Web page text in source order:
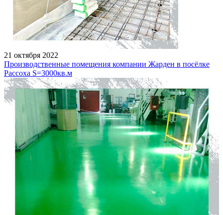
21 октября 2022
Производственные помещения компании Жарден в посёлке
Рассоха S=3000кв.м